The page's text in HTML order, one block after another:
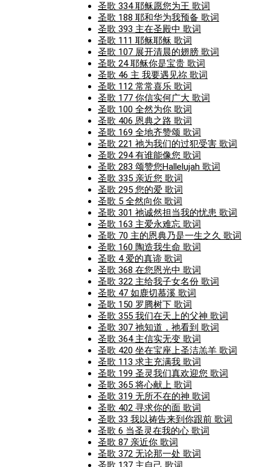
圣歌 334 耶稣愿您为王 歌词
圣歌 188 耶和华为我预备 歌词
圣歌 393 主在圣殿中 歌词
圣歌 111 耶稣耶稣 歌词
圣歌 107 展开清晨的翅膀 歌词
圣歌 24 耶稣你是宝贵 歌词
圣歌 46 主 我要遇见祢 歌词
圣歌 112 常常喜乐 歌词
圣歌 177 你信实何广大 歌词
圣歌 100 全然为你 歌词
圣歌 406 恩典之路 歌词
圣歌 169 全地齐赞颂 歌词
圣歌 221 祂为我们的过犯受害 歌词
圣歌 294 有谁能像您 歌词
圣歌 283 颂赞您Hallelujah 歌词
圣歌 335 亲近您 歌词
圣歌 295 您的爱 歌词
圣歌 5 全然向你 歌词
圣歌 301 祂诚然担当我的忧患 歌词
圣歌 163 主爱永难忘 歌词
圣歌 70 主的恩典乃是一生之久 歌词
圣歌 160 陶造我生命 歌词
圣歌 4 爱的真谛 歌词
圣歌 368 在您恩光中 歌词
圣歌 322 主给我子女名份 歌词
圣歌 47 如鹿切慕溪 歌词
圣歌 150 罗腾树下 歌词
圣歌 355 我们在天上的父神 歌词
圣歌 307 祂知道，祂看到 歌词
圣歌 364 主信实无变 歌词
圣歌 420 坐在宝座上圣洁羔羊 歌词
圣歌 113 求主充满我 歌词
圣歌 199 圣灵我们真欢迎您 歌词
圣歌 365 将心献上 歌词
圣歌 319 无所不在的神 歌词
圣歌 402 寻求你的面 歌词
圣歌 33 我以祷告来到你跟前 歌词
圣歌 6 当圣灵在我的心 歌词
圣歌 87 亲近你 歌词
圣歌 372 无论那一处 歌词